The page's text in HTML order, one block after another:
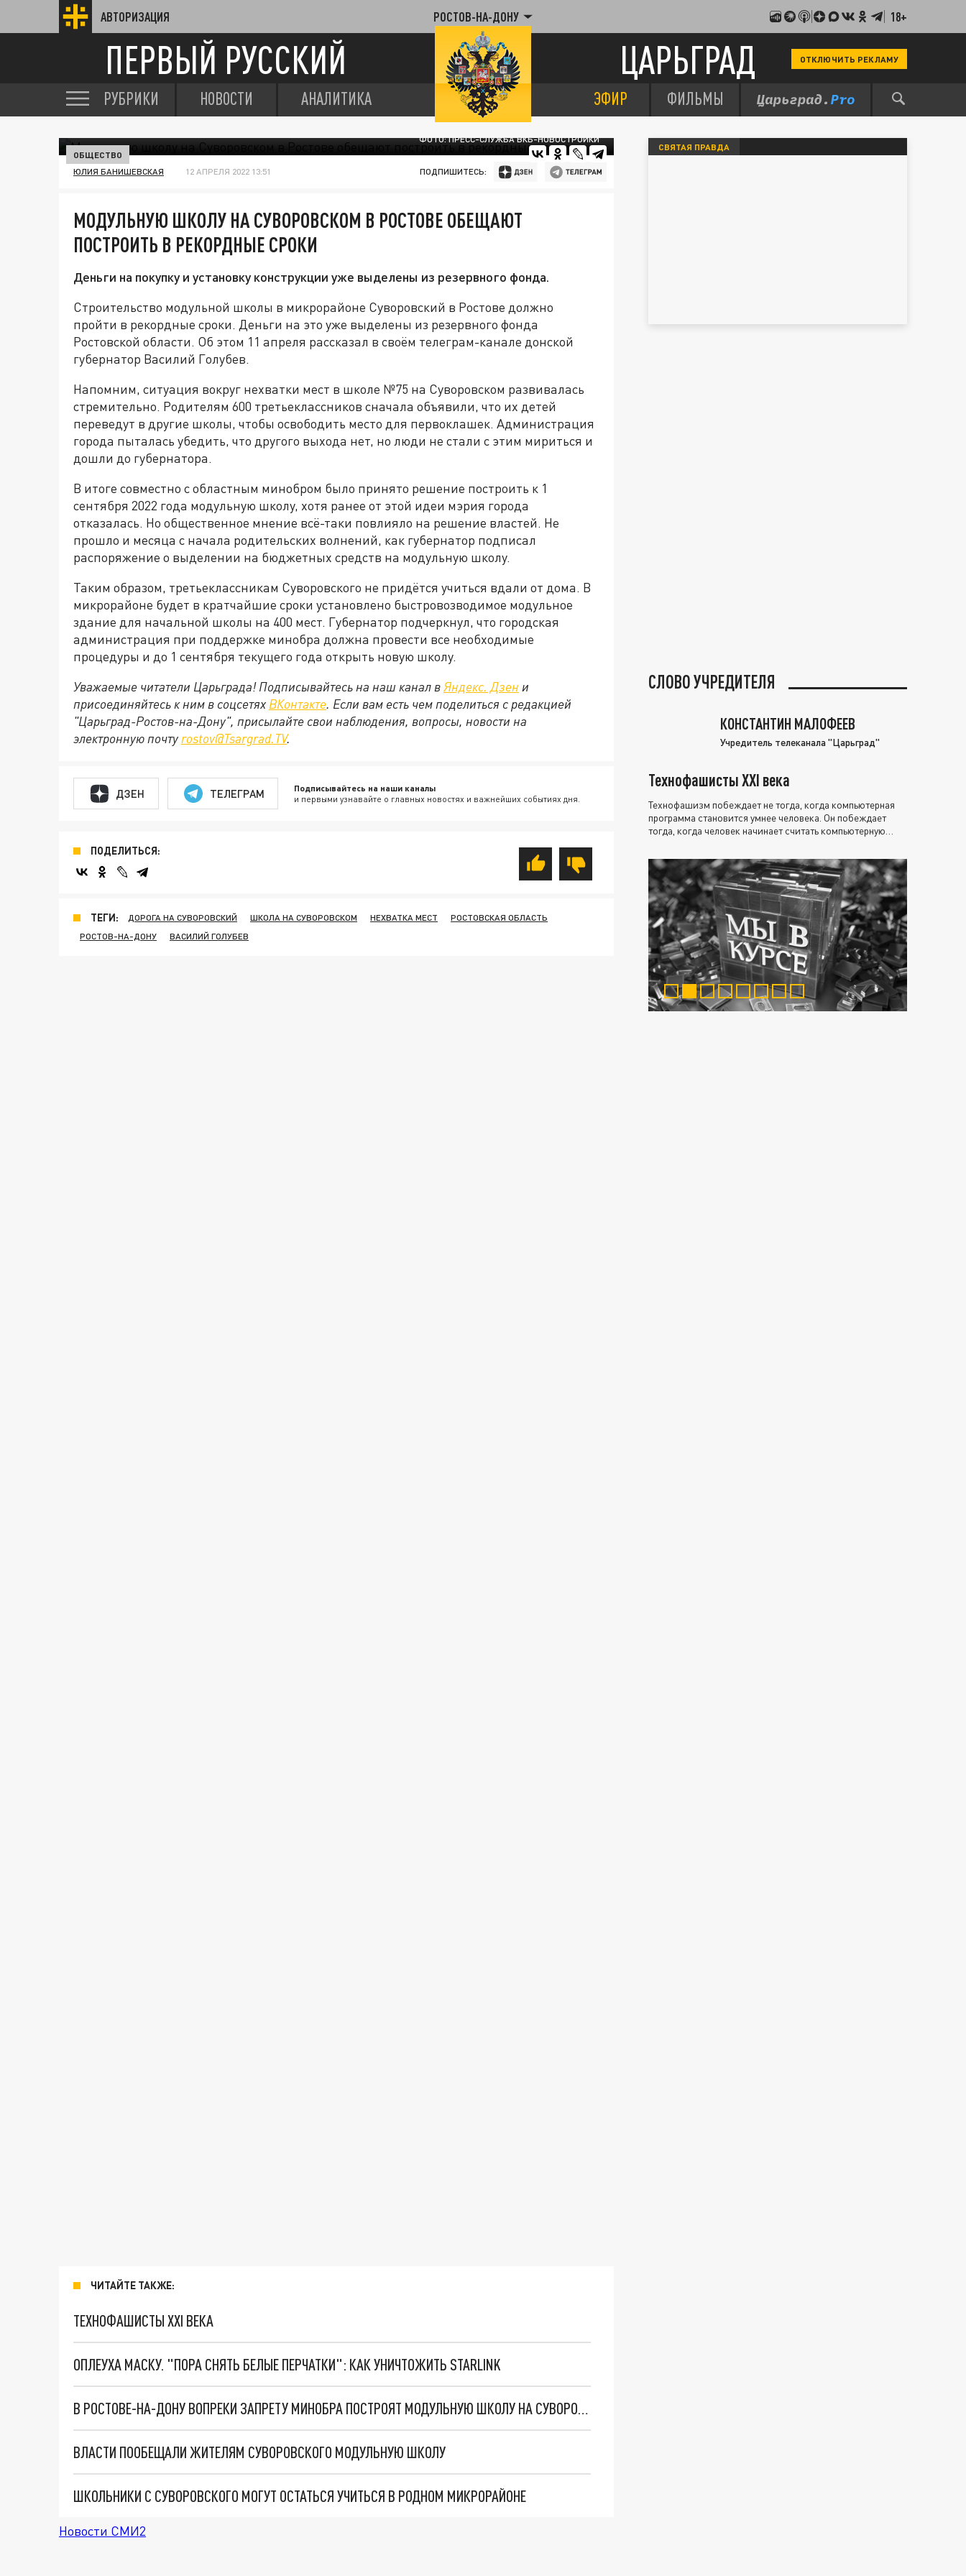
АВТОРИЗАЦИЯ РОСТОВ-НА-ДОНУ 18+
ПЕРВЫЙ РУССКИЙ ЦАРЬГРАД ОТКЛЮЧИТЬ РЕКЛАМУ
РУБРИКИ НОВОСТИ АНАЛИТИКА ЭФИР ФИЛЬМЫ
ФОТО: ПРЕСС-СЛУЖБА ВКБ-НОВОСТРОЙКИ
ОБЩЕСТВО
ЮЛИЯ БАНИШЕВСКАЯ 12 АПРЕЛЯ 2022 13:51 ПОДПИШИТЕСЬ:
МОДУЛЬНУЮ ШКОЛУ НА СУВОРОВСКОМ В РОСТОВЕ ОБЕЩАЮТ
ПОСТРОИТЬ В РЕКОРДНЫЕ СРОКИ
Деньги на покупку и установку конструкции уже выделены из резервного фонда.
Строительство модульной школы в микрорайоне Суворовский в Ростове должно
пройти в рекордные сроки. Деньги на это уже выделены из резервного фонда
Ростовской области. Об этом 11 апреля рассказал в своём телеграм-канале донской
губернатор Василий Голубев.
Напомним, ситуация вокруг нехватки мест в школе №75 на Суворовском развивалась
стремительно. Родителям 600 третьеклассников сначала объявили, что их детей
переведут в другие школы, чтобы освободить место для первоклашек. Администрация
города пыталась убедить, что другого выхода нет, но люди не стали с этим мириться и
дошли до губернатора.
В итоге совместно с областным минобром было принято решение построить к 1
сентября 2022 года модульную школу, хотя ранее от этой идеи мэрия города
отказалась. Но общественное мнение всё-таки повлияло на решение властей. Не
прошло и месяца с начала родительских волнений, как губернатор подписал
распоряжение о выделении на бюджетных средств на модульную школу.
Таким образом, третьеклассникам Суворовского не придётся учиться вдали от дома. В
микрорайоне будет в кратчайшие сроки установлено быстровозводимое модульное
здание для начальной школы на 400 мест. Губернатор подчеркнул, что городская
администрация при поддержке минобра должна провести все необходимые
процедуры и до 1 сентября текущего года открыть новую школу.
Уважаемые читатели Царьграда! Подписывайтесь на наш канал вЯндекс. Дзен и
присоединяйтесь к ним в соцсетях ВКонтакте. Если вам есть чем поделиться с редакцией
"Царьград-Ростов-на-Дону", присылайте свои наблюдения, вопросы, новости на
электронную почту rostov@Tsargrad.ТV.
ДЗЕН ТЕЛЕГРАМ Подписывайтесь на наши каналы
и первыми узнавайте о главных новостях и важнейших событиях дня.
ПОДЕЛИТЬСЯ:
ТЕГИ: ДОРОГА НА СУВОРОВСКИЙ ШКОЛА НА СУВОРОВСКОМ НЕХВАТКА МЕСТ
РОСТОВСКАЯ ОБЛАСТЬ
РОСТОВ-НА-ДОНУ
ВАСИЛИЙ ГОЛУБЕВ
ЧИТАЙТЕ ТАКЖЕ:
ТЕХНОФАШИСТЫ XXI ВЕКА
ОПЛЕУХА МАСКУ. "ПОРА СНЯТЬ БЕЛЫЕ ПЕРЧАТКИ": КАК УНИЧТОЖИТЬ STARLINK
В РОСТОВЕ-НА-ДОНУ ВОПРЕКИ ЗАПРЕТУ МИНОБРА ПОСТРОЯТ МОДУЛЬНУЮ ШКОЛУ НА СУВОРОВСКОМ
ВЛАСТИ ПООБЕЩАЛИ ЖИТЕЛЯМ СУВОРОВСКОГО МОДУЛЬНУЮ ШКОЛУ
ШКОЛЬНИКИ С СУВОРОВСКОГО МОГУТ ОСТАТЬСЯ УЧИТЬСЯ В РОДНОМ МИКРОРАЙОНЕ
Новости СМИ2
СВЯТАЯ ПРАВДА
СЛОВО УЧРЕДИТЕЛЯ
КОНСТАНТИН МАЛОФЕЕВ
Учредитель телеканала "Царьград"
Технофашисты XXI века
Технофашизм побеждает не тогда, когда компьютерная
программа становится умнее человека. Он побеждает
тогда, когда человек начинает считать компьютерную